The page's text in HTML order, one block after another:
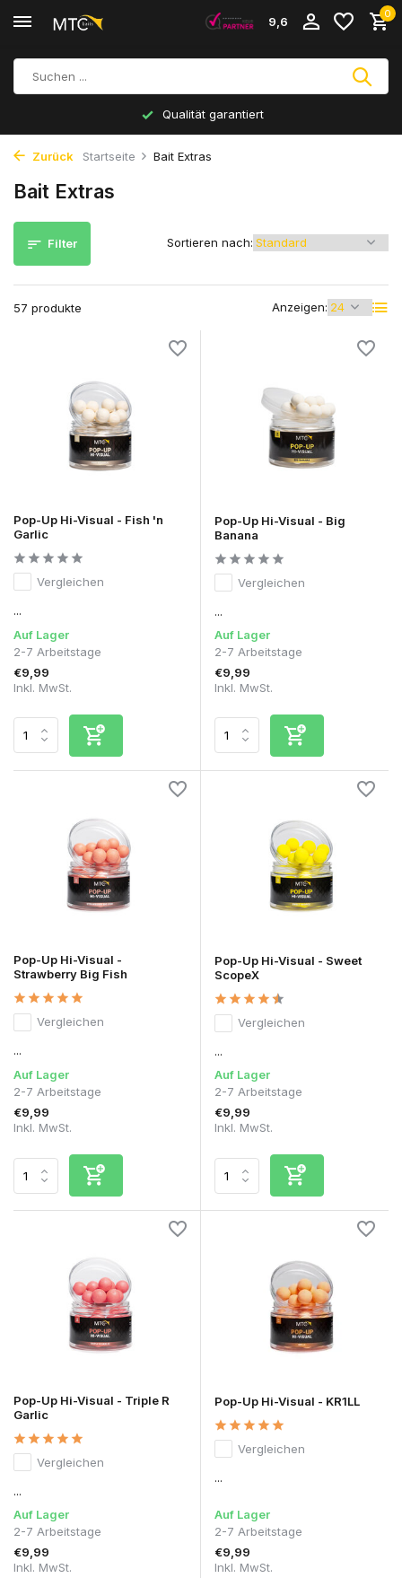
9,6
0
Eigene Einkauf & Produktion
Zurück Startseite Bait Extras
Bait Extras
Filter
57 produkte Anzeigen:
Sortieren nach:
Pop-Up Hi-Visual - Fish 'n
Garlic
Vergleichen
...
Auf Lager
2-7 Arbeitstage
€9,99
Inkl. MwSt.
Pop-Up Hi-Visual - Big
Banana
Vergleichen
...
Auf Lager
2-7 Arbeitstage
€9,99
Inkl. MwSt.
Pop-Up Hi-Visual -
Strawberry Big Fish
Vergleichen
...
Auf Lager
2-7 Arbeitstage
€9,99
Inkl. MwSt.
Pop-Up Hi-Visual - Sweet
ScopeX
Vergleichen
...
Auf Lager
2-7 Arbeitstage
€9,99
Inkl. MwSt.
Pop-Up Hi-Visual - Triple R
Garlic
Vergleichen
...
Auf Lager
2-7 Arbeitstage
€9,99
Inkl. MwSt.
Pop-Up Hi-Visual - KR1LL
Vergleichen
...
Auf Lager
2-7 Arbeitstage
€9,99
Inkl. MwSt.